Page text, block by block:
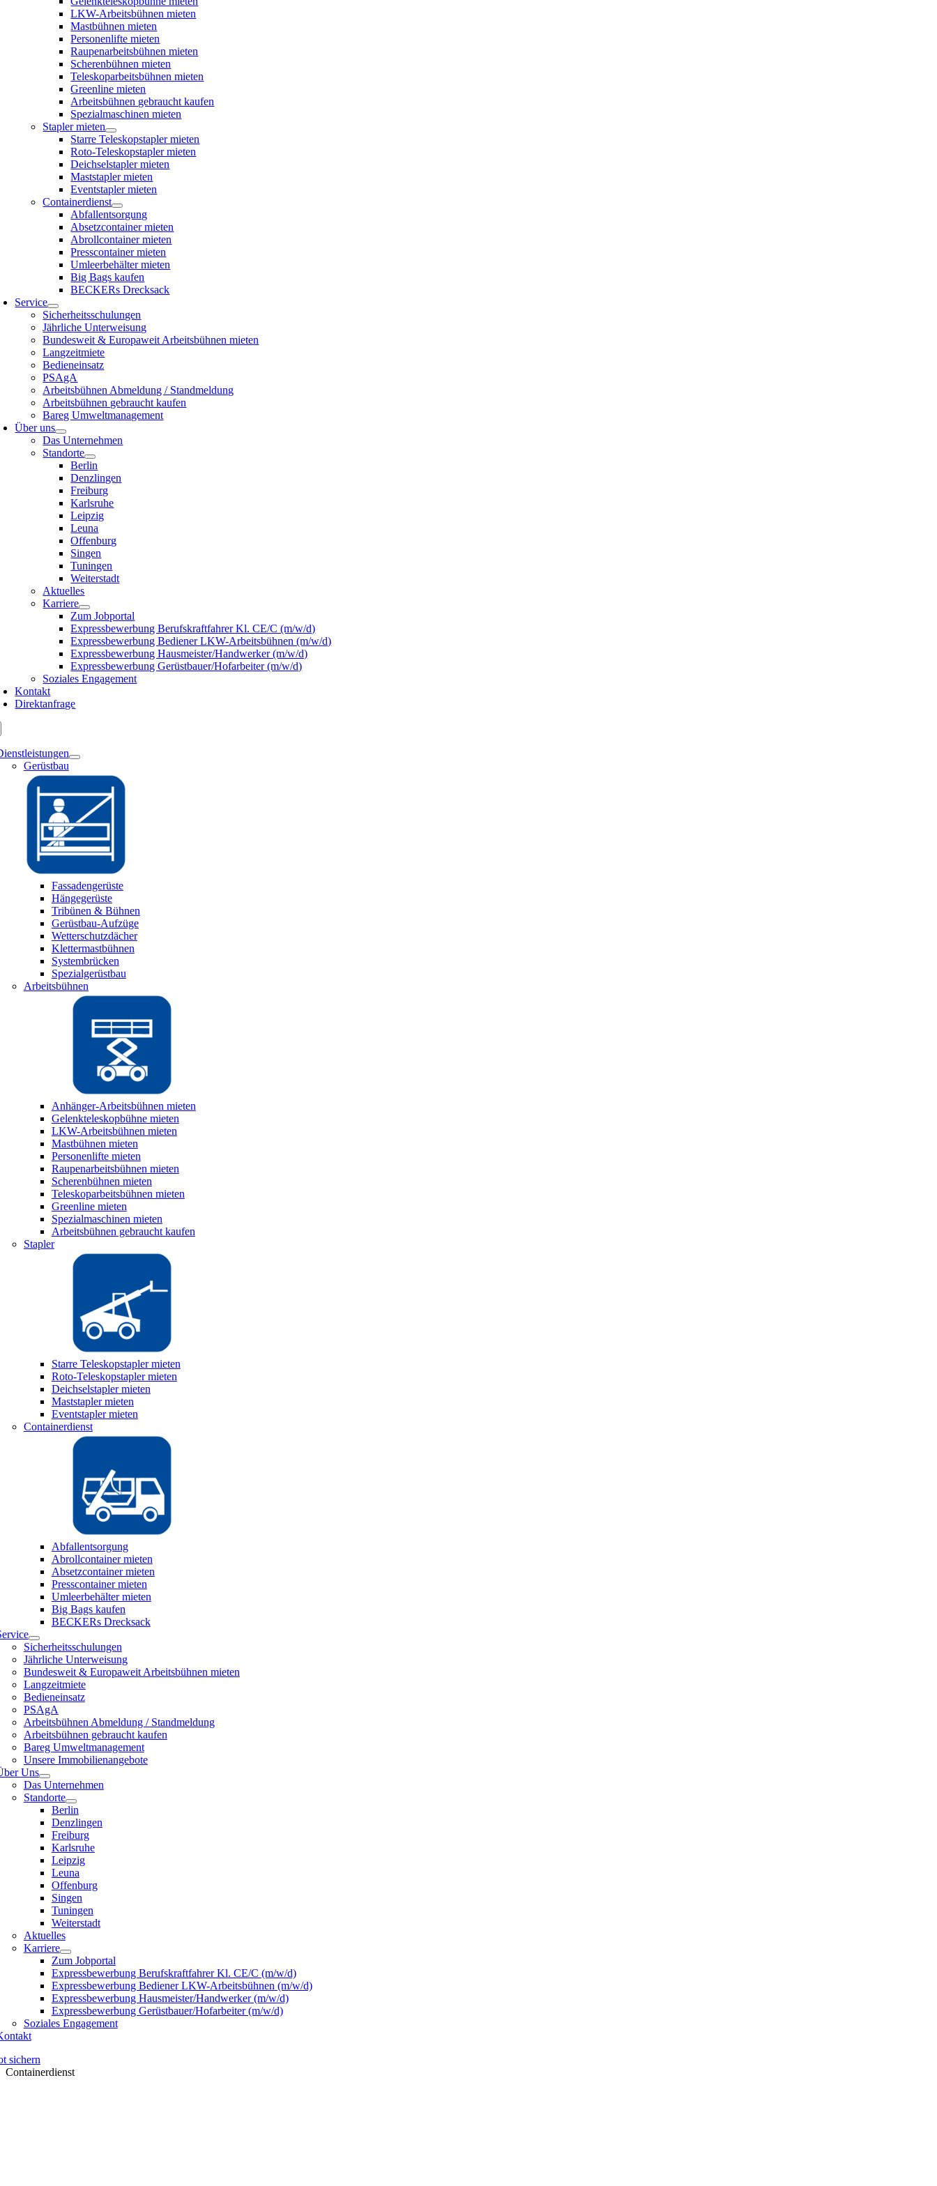
LKW-Arbeitsbühnen mieten
Mastbühnen mieten
Personenlifte mieten
Raupenarbeitsbühnen mieten
Scherenbühnen mieten
Teleskoparbeitsbühnen mieten
Greenline mieten
Arbeitsbühnen gebraucht kaufen
Spezialmaschinen mieten
Stapler mieten
Starre Teleskopstapler mieten
Roto-Teleskopstapler mieten
Deichselstapler mieten
Maststapler mieten
Eventstapler mieten
Containerdienst
Abfallentsorgung
Absetzcontainer mieten
Abrollcontainer mieten
Presscontainer mieten
Umleerbehälter mieten
Big Bags kaufen
BECKERs Drecksack
Service
Sicherheitsschulungen
Jährliche Unterweisung
Bundesweit & Europaweit Arbeitsbühnen mieten
Langzeitmiete
Bedieneinsatz
PSAgA
Arbeitsbühnen Abmeldung / Standmeldung
Arbeitsbühnen gebraucht kaufen
Bareg Umweltmanagement
Über uns
Das Unternehmen
Standorte
Berlin
Denzlingen
Freiburg
Karlsruhe
Leipzig
Leuna
Offenburg
Singen
Tuningen
Weiterstadt
Aktuelles
Karriere
Zum Jobportal
Expressbewerbung Berufskraftfahrer Kl. CE/C (m/w/d)
Expressbewerbung Bediener LKW-Arbeitsbühnen (m/w/d)
Expressbewerbung Hausmeister/Handwerker (m/w/d)
Expressbewerbung Gerüstbauer/Hofarbeiter (m/w/d)
Soziales Engagement
Kontakt
Direktanfrage
Gerüstbau
Fassadengerüste
Hängegerüste
Tribünen & Bühnen
Gerüstbau-Aufzüge
Wetterschutzdächer
Klettermastbühnen
Systembrücken
Spezialgerüstbau
Arbeitsbühnen
Anhänger-Arbeitsbühnen mieten
Gelenkteleskopbühne mieten
LKW-Arbeitsbühnen mieten
Mastbühnen mieten
Personenlifte mieten
Raupenarbeitsbühnen mieten
Scherenbühnen mieten
Teleskoparbeitsbühnen mieten
Greenline mieten
Spezialmaschinen mieten
Arbeitsbühnen gebraucht kaufen
Stapler
Starre Teleskopstapler mieten
Roto-Teleskopstapler mieten
Deichselstapler mieten
Maststapler mieten
Eventstapler mieten
Containerdienst
Abfallentsorgung
Abrollcontainer mieten
Absetzcontainer mieten
Presscontainer mieten
Umleerbehälter mieten
Big Bags kaufen
BECKERs Drecksack
Sicherheitsschulungen
Jährliche Unterweisung
Bundesweit & Europaweit Arbeitsbühnen mieten
Langzeitmiete
Bedieneinsatz
PSAgA
Arbeitsbühnen Abmeldung / Standmeldung
Arbeitsbühnen gebraucht kaufen
Bareg Umweltmanagement
Unsere Immobilienangebote
Uns
Das Unternehmen
Standorte
Berlin
Denzlingen
Freiburg
Karlsruhe
Leipzig
Leuna
Offenburg
Singen
Tuningen
Weiterstadt
Aktuelles
Karriere
Zum Jobportal
Expressbewerbung Berufskraftfahrer Kl. CE/C (m/w/d)
Expressbewerbung Bediener LKW-Arbeitsbühnen (m/w/d)
Expressbewerbung Hausmeister/Handwerker (m/w/d)
Expressbewerbung Gerüstbauer/Hofarbeiter (m/w/d)
Soziales Engagement
sichern
Containerdienst